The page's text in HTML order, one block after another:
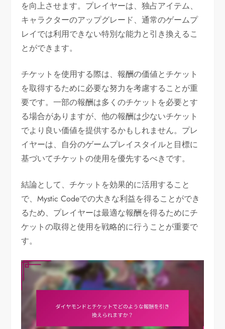
を向上させます。プレイヤーは、独占アイテム、
キャラクターのアップグレード、通常のゲームプ
レイでは利用できない特別な能力と引き換えるこ
とができます。
チケットを使用する際は、報酬の価値とチケット
を取得するために必要な努力を考慮することが重
要です。一部の報酬は多くのチケットを必要とす
る場合がありますが、他の報酬は少ないチケット
でより良い価値を提供するかもしれません。プレ
イヤーは、自分のゲームプレイスタイルと目標に
基づいてチケットの使用を優先するべきです。
結論として、チケットを効果的に活用すること
で、Mystic Codeでの大きな利益を得ることができ
るため、プレイヤーは最適な報酬を得るためにチ
ケットの取得と使用を戦略的に行うことが重要で
す。